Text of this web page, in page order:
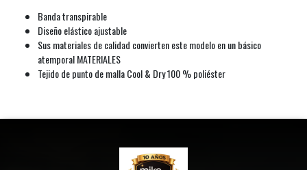
Banda transpirable
Diseño elástico ajustable
Sus materiales de calidad convierten este modelo en un básico
atemporal MATERIALES
Tejido de punto de malla Cool & Dry 100 % poliéster